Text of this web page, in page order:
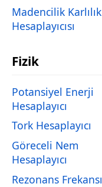
Madencilik Karlılık
Hesaplayıcısı
Fizik
Potansiyel Enerji
Hesaplayıcı
Tork Hesaplayıcı
Göreceli Nem
Hesaplayıcı
Rezonans Frekansı